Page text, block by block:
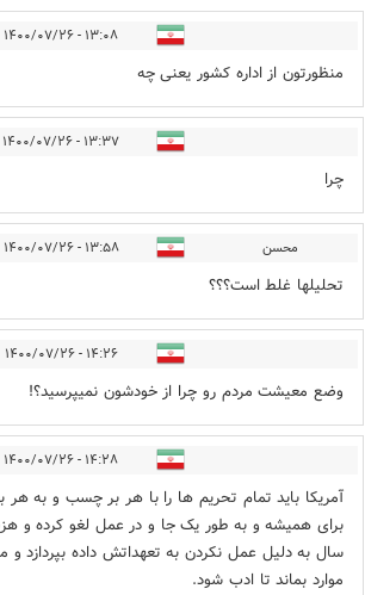
۱۳:۰۸ - ۱۴۰۰/۰۷/۲۶
منظورتون از اداره کشور یعنی چه
۱۳:۳۷ - ۱۴۰۰/۰۷/۲۶
چرا
محسن ۱۳:۵۸ - ۱۴۰۰/۰۷/۲۶
تحلیلها غلط است؟؟؟
۱۴:۲۶ - ۱۴۰۰/۰۷/۲۶
وضع معیشت مردم رو چرا از خودشون نمیپرسید؟!
۱۴:۲۸ - ۱۴۰۰/۰۷/۲۶
آمریکا باید تمام تحریم ها را با هر بر چسب و به
برای همیشه و به طور یک جا و در عمل لغو کرده و
سال به دلیل عمل نکردن به تعهداتش داده بپردازد و
موارد بماند تا ادب شود.